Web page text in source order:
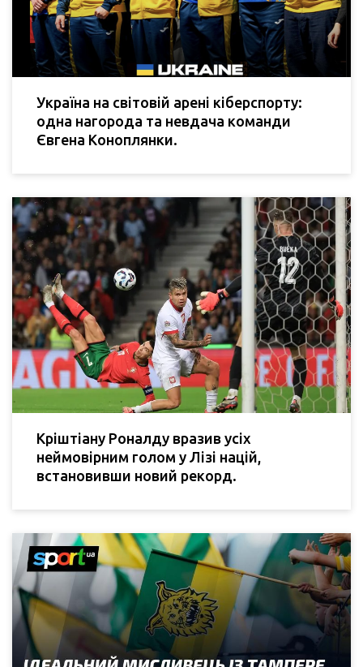
Україна на світовій арені кіберспорту:
одна нагорода та невдача команди
Євгена Коноплянки.
Кріштіану Роналду вразив усіх
неймовірним голом у Лізі націй,
встановивши новий рекорд.